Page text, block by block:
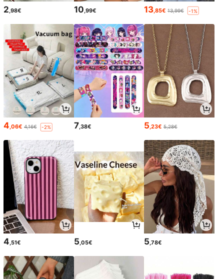
2 ,98€ 10 ,99€ 13 ,85€ 13,99€ -1%
4,06€ 4,16€ -2% 7,38€ 5,23€ 5,28€
4,51€ 5,05€ 5,78€